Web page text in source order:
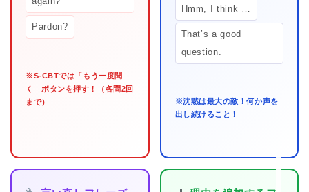
Pardon?
※S-CBTでは「もう一度聞
く」ボタンを押す！（各問2回
まで）
Hmm, I think …
That’s a good
question.
※沈黙は最大の敵！何か声を
出し続けること！
大学入試英語対策講座
英語名言・格言・カッコい
い英語＆素敵な英文フレー
ズ集
CONTACT